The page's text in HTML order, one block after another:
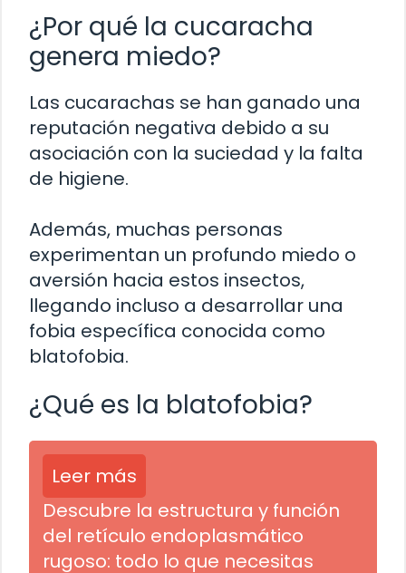
¿Por qué la cucaracha
genera miedo?
Las cucarachas se han ganado una
reputación negativa debido a su
asociación con la suciedad y la falta
de higiene.
Además, muchas personas
experimentan un profundo miedo o
aversión hacia estos insectos,
llegando incluso a desarrollar una
fobia específica conocida como
blatofobia.
¿Qué es la blatofobia?
Leer más
Descubre la estructura y función
del retículo endoplasmático
rugoso: todo lo que necesitas